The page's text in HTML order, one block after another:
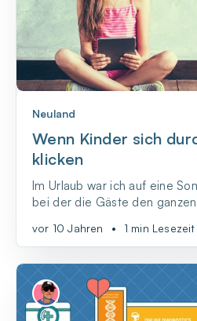
Neuland
Wenn Kinder sich
klicken
Im Urlaub war ich auf eine
bei der die Gäste den ganzen
Gastgeber verbrachten und
und zu Gesprächen immer
zusammenfanden.
vor 10 Jahren • 1 min Lesezeit